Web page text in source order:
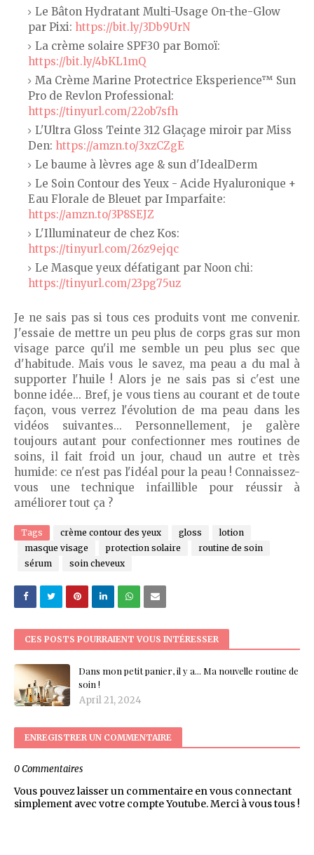
Le Bâton Hydratant Multi-Usage On-the-Glow
par Pixi: https://bit.ly/3Db9UrN
La crème solaire SPF30 par Bomoï:
https://bit.ly/4bKL1mQ
Ma Crème Marine Protectrice Eksperience™ Sun
Pro de Revlon Professional:
https://tinyurl.com/22ob7sfh
L'Ultra Gloss Teinte 312 Glaçage miroir par Miss
Den: https://amzn.to/3xzCZgE
Le baume à lèvres age & sun d'IdealDerm
Le Soin Contour des Yeux - Acide Hyaluronique +
Eau Florale de Bleuet par Imparfaite:
https://amzn.to/3P8SEJZ
L'Illuminateur de chez Kos:
https://tinyurl.com/26z9ejqc
Le Masque yeux défatigant par Noon chi:
https://tinyurl.com/23pg75uz
Je ne sais pas si tous ces produits vont me convenir.
J'essaie de mettre un peu plus de corps gras sur mon
visage parce qu'il me semble un peu plus sec que
d'habitude. Mais vous le savez, ma peau a du mal à
supporter l'huile ! Alors je ne sais pas si c'est une
bonne idée... Bref, je vous tiens au courant et de toute
façon, vous verrez l'évolution de ma peau dans les
vidéos suivantes... Personnellement, je galère
toujours autant pour confectionner mes routines de
soins, il fait froid un jour, chaud un autre et très
humide: ce n'est pas l'idéal pour la peau ! Connaissez-
vous une technique infaillible pour réussir à
améliorer tout ça ?
Tags crème contour des yeux gloss
lotion
masque visage
protection solaire
routine de soin
sérum
soin cheveux
CES POSTS POURRAIENT VOUS INTÉRESSER
Dans mon petit panier, il y a... Ma nouvelle routine de
soin !
April 21, 2024
ENREGISTRER UN COMMENTAIRE
0 Commentaires
Vous pouvez laisser un commentaire en vous connectant
simplement avec votre compte Youtube. Merci à vous tous !